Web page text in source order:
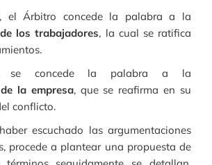
el Árbitro concede la palabra a la
los trabajadores, la cual se ratifica
se concede la palabra a la
la empresa, que se reafirma en su
conflicto.
escuchado las argumentaciones
procede a plantear una propuesta de